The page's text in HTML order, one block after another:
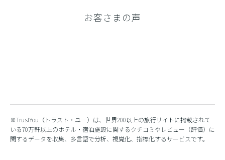
お客さまの声
※TrustYou（トラスト・ユー）は、世界200以上の旅行サイトに掲載されて
いる70万軒以上のホテル・宿泊施設に関するクチコミやレビュー（評価）に
関するデータを収集、多言語で分析、視覚化、指標化するサービスです。